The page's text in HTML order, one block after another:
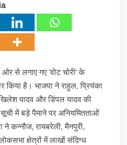
ओर से लगाए गए 'वोट चोरी' के
किया है। भाजपा ने राहुल, प्रियंका
यादव और डिंपल यादव की
में बड़े पैमाने पर अनियमितताओं
ने कन्नौज, रायबरेली, मैनपुरी,
क्षेत्रों में लाखों संदिग्ध